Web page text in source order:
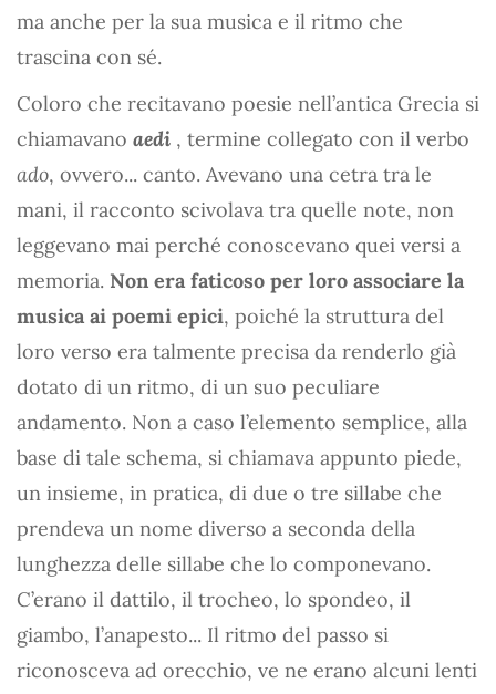
ma anche per la sua musica e il ritmo che
trascina con sé.
Coloro che recitavano poesie nell’antica Grecia si
chiamavano aedi , termine collegato con il verbo
ado, ovvero... canto. Avevano una cetra tra le
mani, il racconto scivolava tra quelle note, non
leggevano mai perché conoscevano quei versi a
memoria. Non era faticoso per loro associare la
musica ai poemi epici, poiché la struttura del
loro verso era talmente precisa da renderlo già
dotato di un ritmo, di un suo peculiare
andamento. Non a caso l’elemento semplice, alla
base di tale schema, si chiamava appunto piede,
un insieme, in pratica, di due o tre sillabe che
prendeva un nome diverso a seconda della
lunghezza delle sillabe che lo componevano.
C’erano il dattilo, il trocheo, lo spondeo, il
giambo, l’anapesto... Il ritmo del passo si
riconosceva ad orecchio, ve ne erano alcuni lenti